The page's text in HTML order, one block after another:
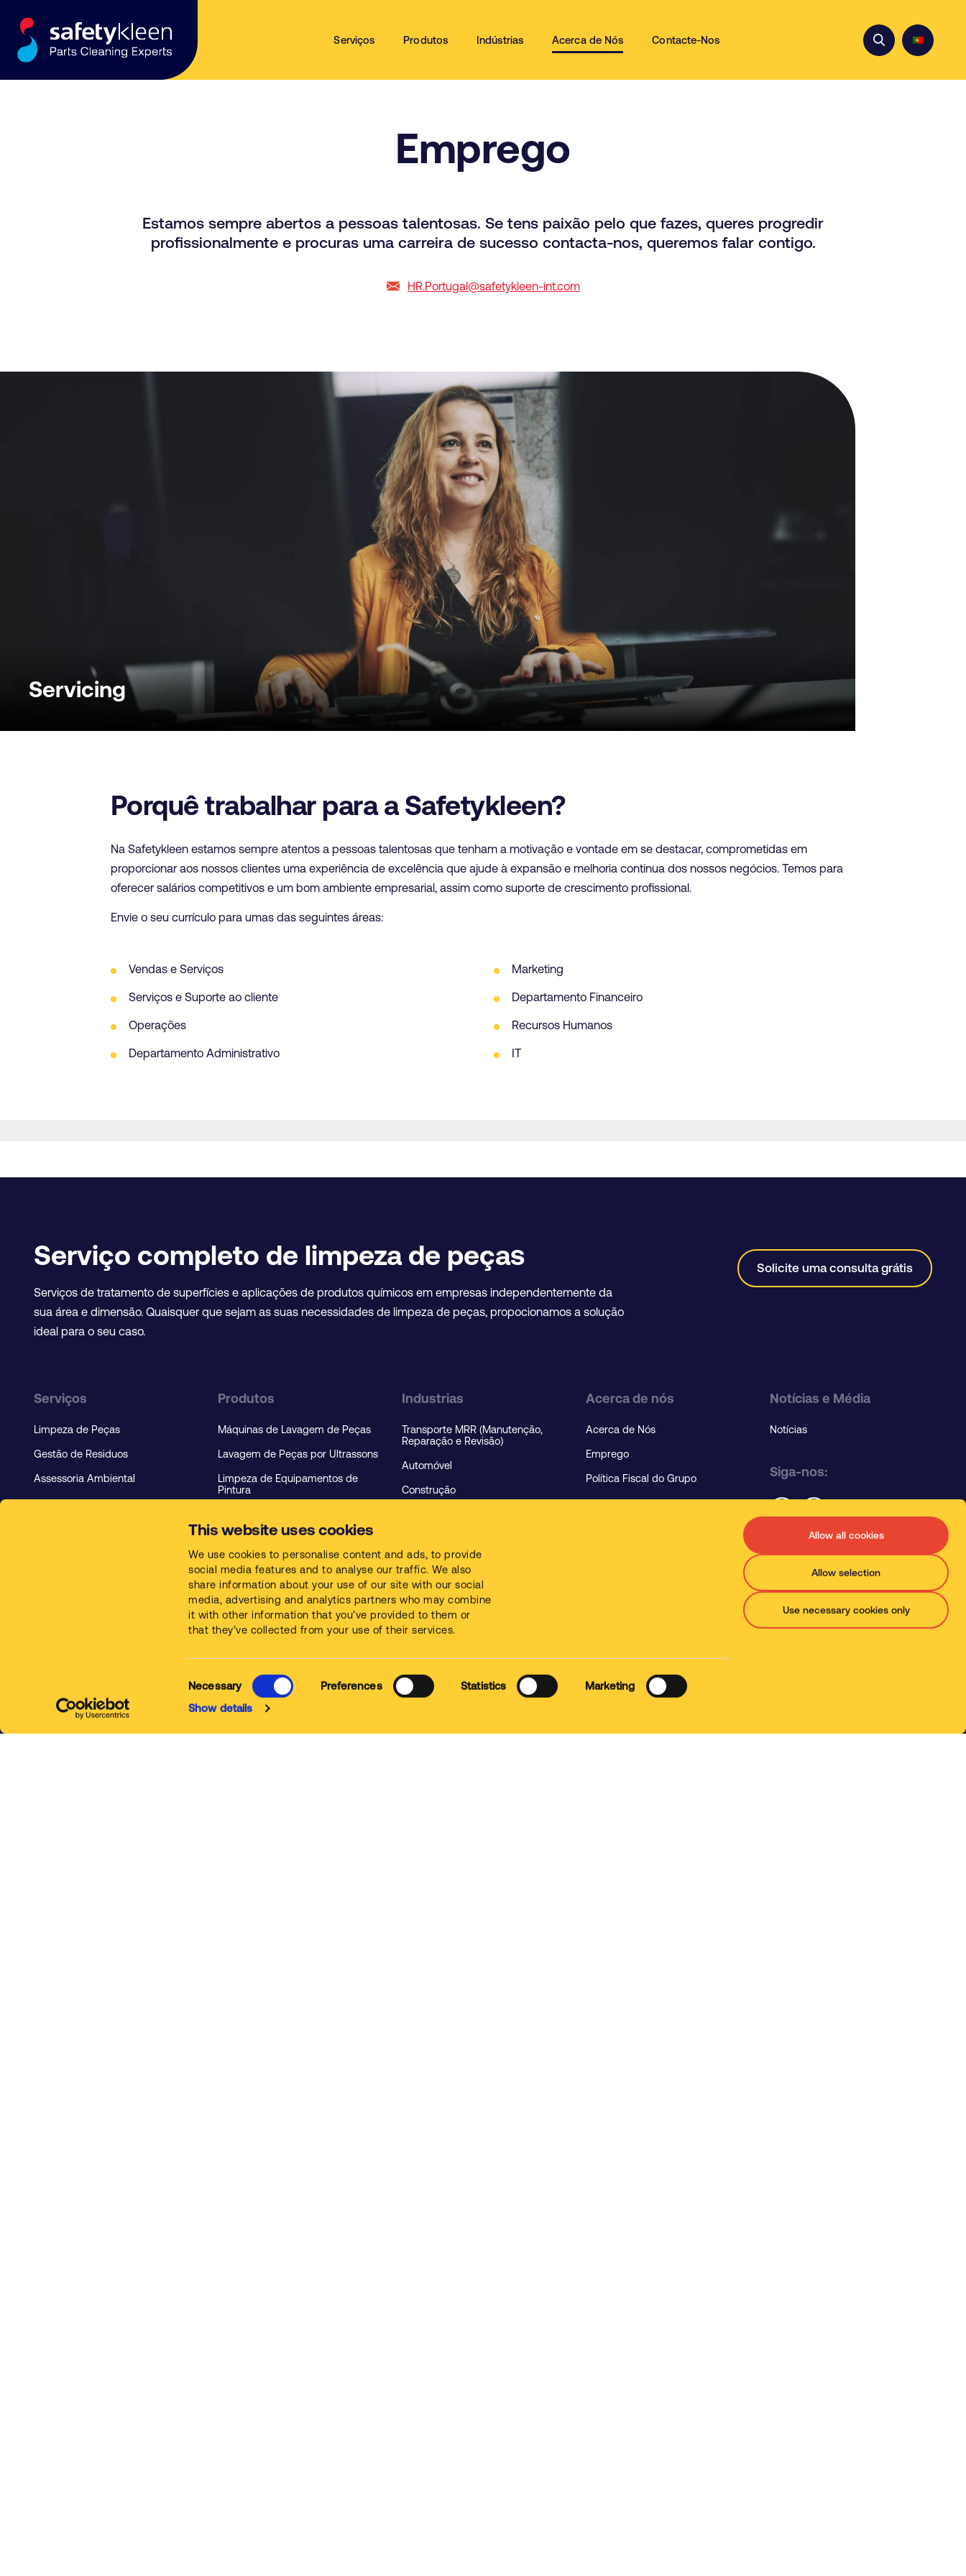
This website uses cookies
We use cookies to personalise content and ads, to provide
social media features and to analyse our traffic. We also
share information about your use of our site with our social
media, advertising and analytics partners who may combine
it with other information that you’ve provided to them or
that they’ve collected from your use of their services.
Necessary Preferences Statistics
Marketing
Show details
Allow all cookies
Allow selection
Use necessary cookies only
Serviços Produtos Indústrias Acerca de Nós Contacte-Nos
Emprego
Estamos sempre abertos a pessoas talentosas. Se tens paixão pelo que fazes, queres progredir
profissionalmente e procuras uma carreira de sucesso contacta-nos, queremos falar contigo.
HR.Portugal@safetykleen-int.com
Servicing
Porquê trabalhar para a Safetykleen?
Na Safetykleen estamos sempre atentos a pessoas talentosas que tenham a motivação e vontade em se destacar, comprometidas em
proporcionar aos nossos clientes uma experiência de excelência que ajude à expansão e melhoria continua dos nossos negócios. Temos para
oferecer salários competitivos e um bom ambiente empresarial, assim como suporte de crescimento profissional.
Envie o seu currículo para umas das seguintes áreas:
Vendas e Serviços
Serviços e Suporte ao cliente
Operações
Departamento Administrativo
Marketing
Departamento Financeiro
Recursos Humanos
IT
Serviço completo de limpeza de peças
Serviços de tratamento de superfícies e aplicações de produtos químicos em empresas independentemente da
sua área e dimensão. Quaisquer que sejam as suas necessidades de limpeza de peças, propocionamos a solução
ideal para o seu caso.
Solicite uma consulta grátis
Serviços
Limpeza de Peças
Gestão de Residuos
Assessoria Ambiental
Produtos
Máquinas de Lavagem de Peças
Lavagem de Peças por Ultrassons
Limpeza de Equipamentos de
Pintura
Químicos de Limpeza
Industrias
Transporte MRR (Manutenção,
Reparação e Revisão)
Automóvel
Construção
Manufatura e Produção
Oficinas de Pintura
Metalúrgica
Acerca de nós
Acerca de Nós
Emprego
Política Fiscal do Grupo
Notícias e Média
Notícias
Siga-nos:
Language
Termos de Utilização